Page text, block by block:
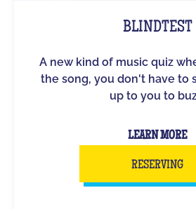
BLINDTEST
A new kind of music quiz
the song, you don't have to
up to you to
LEARN MORE
RESERVING